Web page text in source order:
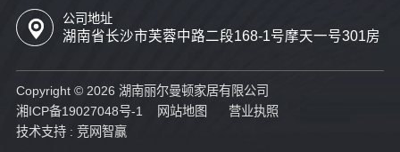
公司地址
湖南省长沙市芙蓉中路二段168-1号摩天一号301房
Copyright © 2026 湖南丽尔曼顿家居有限公司
湘ICP备19027048号-1
网站地图
营业执照
技术支持 : 竞网智赢